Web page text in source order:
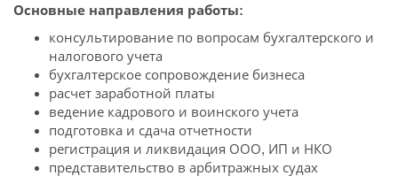
Основные направления работы:
консультирование по вопросам бухгалтерского и
налогового учета
бухгалтерское сопровождение бизнеса
расчет заработной платы
ведение кадрового и воинского учета
подготовка и сдача отчетности
регистрация и ликвидация ООО, ИП и НКО
представительство в арбитражных судах